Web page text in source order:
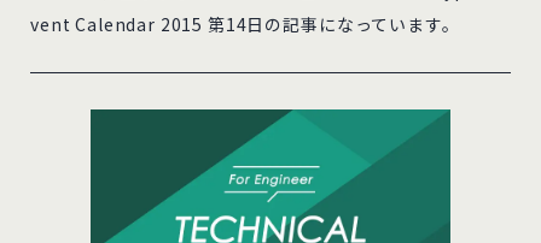
vent Calendar 2015 第14日の記事になっています。